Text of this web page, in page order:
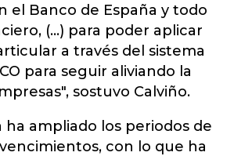
el Banco de España y todo
(...) para poder aplicar
a través del sistema
para seguir aliviando la
sostuvo Calviño.
ha ampliado los periodos de
con lo que ha